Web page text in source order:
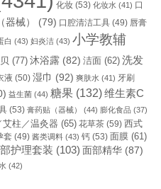
化妆(53) 化妆水 (41) 口
器械） (79) 口腔清洁工具(49) 唇膏
白 (43) 妇炎洁(43) 小学教辅
(77) 沐浴露(82) 洁面 (62) 洗发
液 (50) 湿巾 (92) 爽肤水 (41) 牙刷
益生菌(44) 糖果(132)维生素C
(53) 膏药贴（器械） (44) 膨化食品(37)
柱／温灸器 (65) 花草茶(59) 西式
套 (49) 酱类调料(43) 钙(53) 面膜 (61)
护理套装 (103) 面部精华(87)
(42)